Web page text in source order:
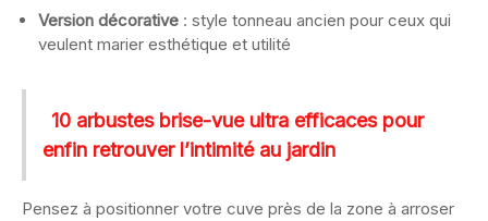
Version décorative : style tonneau ancien pour ceux qui
veulent marier esthétique et utilité
10 arbustes brise-vue ultra efficaces pour
enfin retrouver l’intimité au jardin
Pensez à positionner votre cuve près de la zone à arroser